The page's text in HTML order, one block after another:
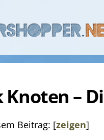
Knoten –
Beitrag: [zeigen]